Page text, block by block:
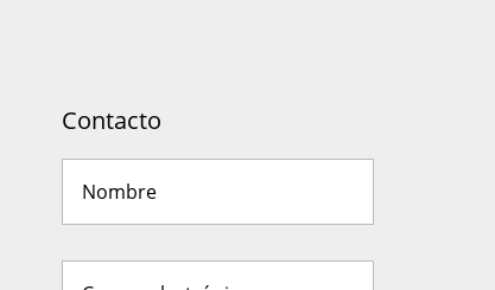
Contacto